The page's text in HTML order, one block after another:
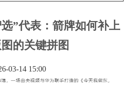
”代表：箭牌如何补上
的关键拼图
03-14 15:00